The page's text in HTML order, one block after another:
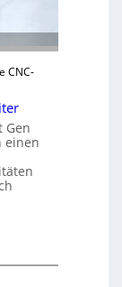
CNC-
Gen
einen